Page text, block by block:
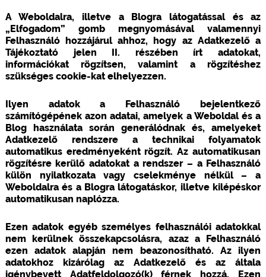
A Weboldalra, illetve a Blogra látogatással és az
„Elfogadom” gomb megnyomásával valamennyi
Felhasználó hozzájárul ahhoz, hogy az Adatkezelő a
Tájékoztató jelen II. részében írt adatokat,
információkat rögzítsen, valamint a rögzítéshez
szükséges cookie-kat elhelyezzen.
Ilyen adatok a Felhasználó bejelentkező
számítógépének azon adatai, amelyek a Weboldal és a
Blog használata során generálódnak és, amelyeket
Adatkezelő rendszere a technikai folyamatok
automatikus eredményeként rögzít. Az automatikusan
rögzítésre kerülő adatokat a rendszer – a Felhasználó
külön nyilatkozata vagy cselekménye nélkül – a
Weboldalra és a Blogra látogatáskor, illetve kilépéskor
automatikusan naplózza.
Ezen adatok egyéb személyes felhasználói adatokkal
nem kerülnek összekapcsolásra, azaz a Felhasználó
ezen adatok alapján nem beazonosítható. Az ilyen
adatokhoz kizárólag az Adatkezelő és az általa
igénybevett Adatfeldolgozó(k) férnek hozzá. Ezen